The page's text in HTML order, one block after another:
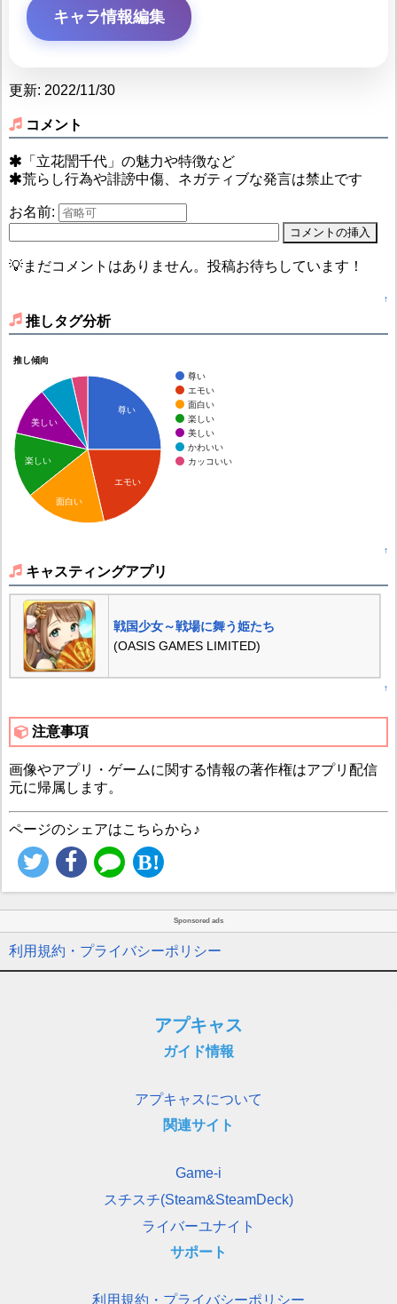
キャラ情報編集
更新: 2022/11/30
コメント
「立花誾千代」の魅力や特徴など
荒らし行為や誹謗中傷、ネガティブな発言は禁止です
お名前:
💡まだコメントはありません。投稿お待ちしています！
↑
推しタグ分析
推し傾向
尊い
エモい
面白い
楽しい
美しい
かわいい
カッコいい
尊い
エモい
美しい
楽しい
面白い
↑
キャスティングアプリ
戦国少女～戦場に舞う姫たち
(OASIS GAMES LIMITED)
↑
注意事項
画像やアプリ・ゲームに関する情報の著作権はアプリ配信
元に帰属します。
ページのシェアはこちらから♪
Sponsored ads
利用規約・プライバシーポリシー
アプキャス
ガイド情報
アプキャスについて
関連サイト
Game-i
スチスチ(Steam&SteamDeck)
ライバーユナイト
サポート
利用規約・プライバシーポリシー